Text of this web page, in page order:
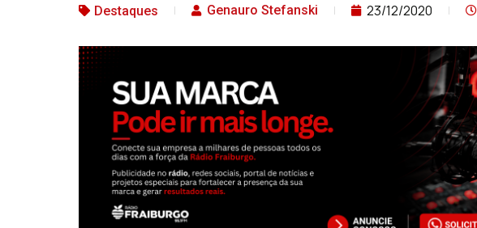
Destaques Genauro Stefanski 23/12/2020